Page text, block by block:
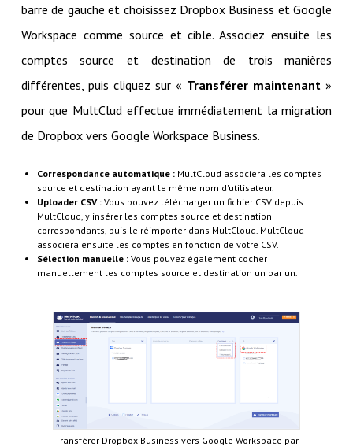
barre de gauche et choisissez Dropbox Business et Google
Workspace comme source et cible. Associez ensuite les
comptes source et destination de trois manières
différentes, puis cliquez sur « Transférer maintenant »
pour que MultClud effectue immédiatement la migration
de Dropbox vers Google Workspace Business.
Correspondance automatique :MultCloud associera les comptes
source et destination ayant le même nom d'utilisateur.
Uploader CSV :Vous pouvez télécharger un fichier CSV depuis
MultCloud, y insérer les comptes source et destination
correspondants, puis le réimporter dans MultCloud. MultCloud
associera ensuite les comptes en fonction de votre CSV.
Sélection manuelle :Vous pouvez également cocher
manuellement les comptes source et destination un par un.
Transférer Dropbox Business vers Google Workspace par